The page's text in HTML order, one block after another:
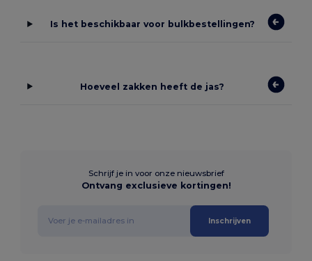
Is het beschikbaar voor bulkbestellingen?
Hoeveel zakken heeft de jas?
Schrijf je in voor onze nieuwsbrief
Ontvang exclusieve kortingen!
Inschrijven